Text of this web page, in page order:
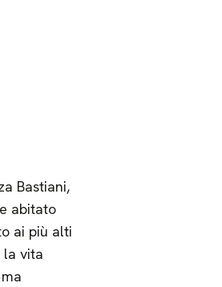
Bastiani,
abitato
ai più alti
la vita